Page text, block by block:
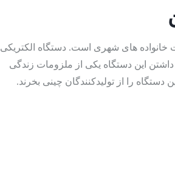
های شهری است. دستگاه الکتریکی
این دستگاه یکی از ملزومات زندگی
تقاضا برای خرید این دستگاه در بازار فراوان است. بازرگانانی که اقدام به واردات این دستگاه می کنند می توانند با قیمت ۱.۷۶ دلار این دستگاه را از تولیدکنندگان چینی بخرند.